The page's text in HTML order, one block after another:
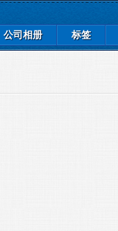
公司相册 标签